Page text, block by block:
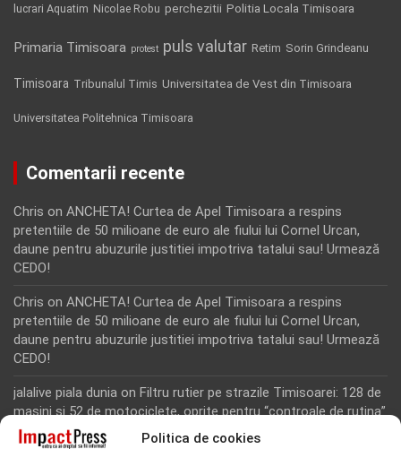
Politica de cookies
lucrari Aquatim Nicolae Robu perchezitii Politia Locala Timisoara
Primaria Timisoara protest puls valutar Retim Sorin Grindeanu
Timisoara Tribunalul Timis Universitatea de Vest din Timisoara
Universitatea Politehnica Timisoara
Comentarii recente
Chris on ANCHETA! Curtea de Apel Timisoara a respins
pretentiile de 50 milioane de euro ale fiului lui Cornel Urcan,
daune pentru abuzurile justitiei impotriva tatalui sau! Urmează
CEDO!
Chris on ANCHETA! Curtea de Apel Timisoara a respins
pretentiile de 50 milioane de euro ale fiului lui Cornel Urcan,
daune pentru abuzurile justitiei impotriva tatalui sau! Urmează
CEDO!
jalalive piala dunia on Filtru rutier pe strazile Timisoarei: 128 de
masini si 52 de motociclete, oprite pentru “controale de rutina”
Rodion Camatoritul on Inca un martor din dosarul fraudei cu